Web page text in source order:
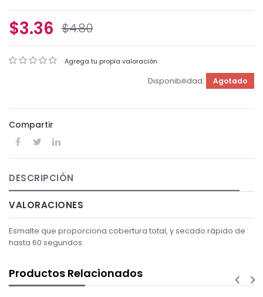
$3.36 $4.80
Agrega tu propia valoración
Disponibilidad: Agotado
Compartir
DESCRIPCIÓN
VALORACIONES
Esmalte que proporciona cobertura total, y secado rápido de
hasta 60 segundos.
Productos Relacionados